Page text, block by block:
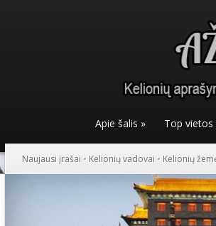
Apie šalis » Top vietos
Naujausi įrašai • Kelionių vadovai • Kelionių